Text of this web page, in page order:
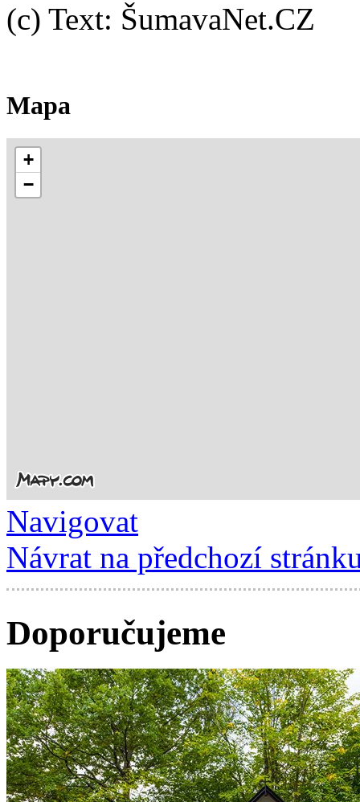
(c) Text: ŠumavaNet.CZ
Mapa
Navigovat
Návrat na předchozí
Doporučujeme